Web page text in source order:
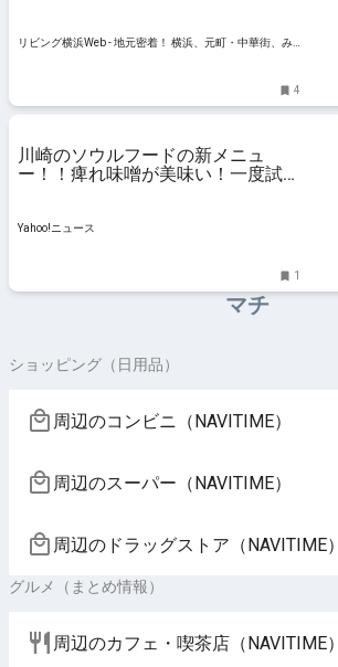
リビング横浜Web - 地元密着！ 横浜、元町・中華街、み
4
川崎のソウルフードの新メニュ
ー！！痺れ味噌が美味い！一度試し
ス
Yahoo!ニュース
1
マチ
ショッピング（日用品）
周辺のコンビニ（NAVITIME）
周辺のスーパー（NAVITIME）
周辺のドラッグストア（NAVITIME）
グルメ（まとめ情報）
周辺のカフェ・喫茶店（NAVITIME）